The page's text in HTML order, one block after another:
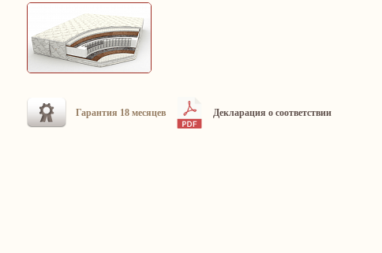
Гарантия 18 месяцев Декларация о соответствии